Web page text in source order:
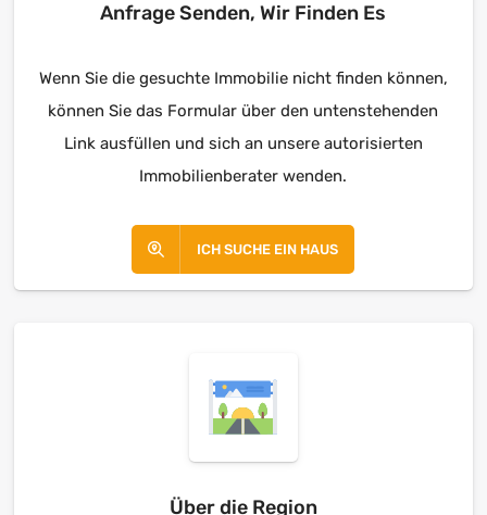
Anfrage Senden, Wir Finden Es
Wenn Sie die gesuchte Immobilie nicht finden können,
können Sie das Formular über den untenstehenden
Link ausfüllen und sich an unsere autorisierten
Immobilienberater wenden.
ICH SUCHE EIN HAUS
Über die Region